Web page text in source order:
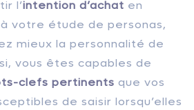
l’intention d’achat en
votre étude de personas,
mieux la personnalité de
vous êtes capables de
clefs pertinents que vos
de saisir lorsqu’elles